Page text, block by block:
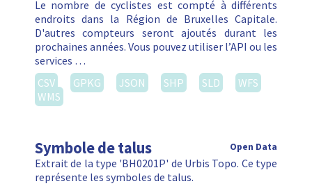
Le nombre de cyclistes est compté à différents
endroits dans la Région de Bruxelles Capitale.
D'autres compteurs seront ajoutés durant les
prochaines années. Vous pouvez utiliser l’API ou les
services …
CSV
GPKG JSON SHP SLD
WFS
WMS
Symbole de talus Open Data
Extrait de la type 'BH0201P' de Urbis Topo. Ce type
représente les symboles de talus.